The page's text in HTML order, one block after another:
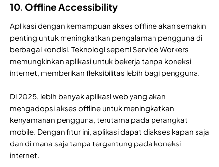
10. Offline Accessibility
Aplikasi dengan kemampuan akses offline akan semakin
penting untuk meningkatkan pengalaman pengguna di
berbagai kondisi. Teknologi seperti Service Workers
memungkinkan aplikasi untuk bekerja tanpa koneksi
internet, memberikan fleksibilitas lebih bagi pengguna.
Di 2025, lebih banyak aplikasi web yang akan
mengadopsi akses offline untuk meningkatkan
kenyamanan pengguna, terutama pada perangkat
mobile. Dengan fitur ini, aplikasi dapat diakses kapan saja
dan di mana saja tanpa tergantung pada koneksi
internet.